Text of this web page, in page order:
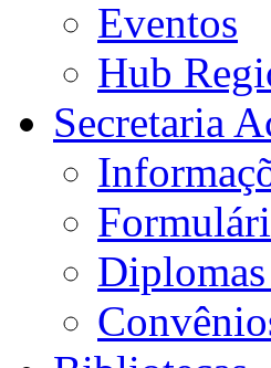
Eventos
Hub
Secretaria